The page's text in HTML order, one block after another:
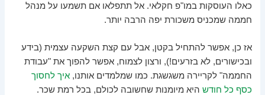
כאלו העוסקות במו"פ חקלאי. אל תתפלאו אם תשמעו על מנהל
חממה שמכניס משכורת יפה הרבה יותר.
אז כן, אפשר להתחיל בקטן, אבל עם קצת השקעה עצמית (בידע
ובכישורים, לא בזרעים!), ורצון לצמוח, אפשר להפוך את "עבודת
החממה" לקריירה משגשגת. כמו שמלמדים אותנו,איך לחסוך
כסף כל חודש היא מיומנות שחשובה לכולם, בכל רמת שכר.